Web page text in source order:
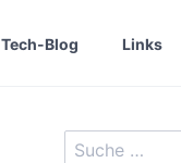
Tech-Blog Links